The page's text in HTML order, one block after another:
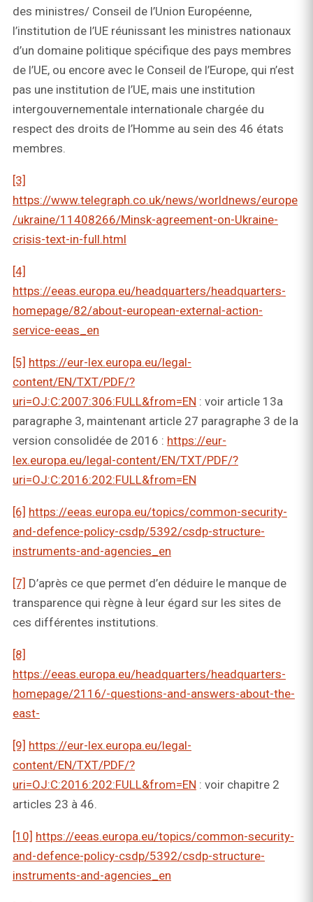
des ministres/ Conseil de l’Union Européenne,
l’institution de l’UE réunissant les ministres nationaux
d’un domaine politique spécifique des pays membres
de l’UE, ou encore avec le Conseil de l’Europe, qui n’est
pas une institution de l’UE, mais une institution
intergouvernementale internationale chargée du
respect des droits de l’Homme au sein des 46 états
membres.
[3]
https://www.telegraph.co.uk/news/worldnews/europe
/ukraine/11408266/Minsk-agreement-on-Ukraine-
crisis-text-in-full.html
[4]
https://eeas.europa.eu/headquarters/headquarters-
homepage/82/about-european-external-action-
service-eeas_en
[5] https://eur-lex.europa.eu/legal-
content/EN/TXT/PDF/?
uri=OJ:C:2007:306:FULL&from=EN : voir article 13a
paragraphe 3, maintenant article 27 paragraphe 3 de la
version consolidée de 2016 : https://eur-
lex.europa.eu/legal-content/EN/TXT/PDF/?
uri=OJ:C:2016:202:FULL&from=EN
[6] https://eeas.europa.eu/topics/common-security-
and-defence-policy-csdp/5392/csdp-structure-
instruments-and-agencies_en
[7] D’après ce que permet d’en déduire le manque de
transparence qui règne à leur égard sur les sites de
ces différentes institutions.
[8]
https://eeas.europa.eu/headquarters/headquarters-
homepage/2116/-questions-and-answers-about-the-
east-
[9] https://eur-lex.europa.eu/legal-
content/EN/TXT/PDF/?
uri=OJ:C:2016:202:FULL&from=EN : voir chapitre 2
articles 23 à 46.
[10] https://eeas.europa.eu/topics/common-security-
and-defence-policy-csdp/5392/csdp-structure-
instruments-and-agencies_en